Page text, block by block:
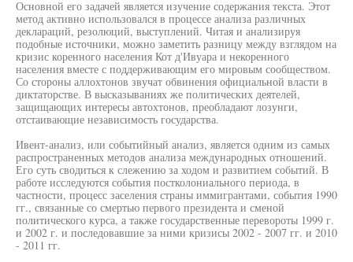
Основной его задачей является изучение содержания текста. Этот
метод активно использовался в процессе анализа различных
деклараций, резолюций, выступлений. Читая и анализируя
подобные источники, можно заметить разницу между взглядом на
кризис коренного населения Кот д'Ивуара и некоренного
населения вместе с поддерживающим его мировым сообществом.
Со стороны аллохтонов звучат обвинения официальной власти в
диктаторстве. В высказываниях же политических деятелей,
защищающих интересы автохтонов, преобладают лозунги,
отстаивающие независимость государства.
Ивент-анализ, или событийный анализ, является одним из самых
распространенных методов анализа международных отношений.
Его суть сводиться к слежению за ходом и развитием событий. В
работе исследуются события постколониального периода, в
частности, процесс заселения страны иммигрантами, события 1990
гг., связанные со смертью первого президента и сменой
политического курса, а также государственные перевороты 1999 г.
и 2002 г. и последовавшие за ними кризисы 2002 - 2007 гг. и 2010
- 2011 гг.